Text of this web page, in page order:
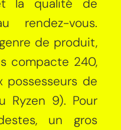
rendez-vous.
de produit,
compacte 240,
possesseurs de
Ryzen 9). Pour
un gros